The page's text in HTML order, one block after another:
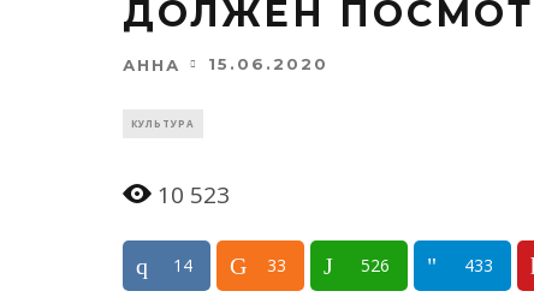
ДОЛЖЕН
АННА 15.06.2020
КУЛЬТУРА
10 523
14 33 526 433